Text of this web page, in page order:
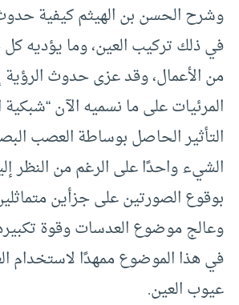
وشرح الحسن بن الهيثم كيفية
في ذلك تركيب العين، وما يؤديه
من الأعمال، وقد عزى حدوث
المرئيات على ما نسميه الآن “شبكية
التأثير الحاصل بوساطة العصب
الشيء واحدًا على الرغم من النظر
بوقوع الصورتين على جزأين
وعالج موضوع العدسات وقوة
في هذا الموضوع ممهدًا لاستخدام
عيوب العين.